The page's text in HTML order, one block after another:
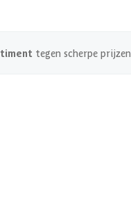
tegen scherpe prijzen